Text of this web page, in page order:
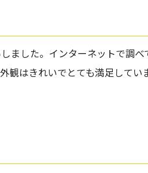
ました。インターネットで調
観はきれいでとても満足して